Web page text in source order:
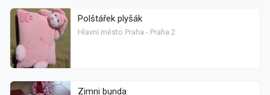
Polštářek plyšák
Hlavní město Praha - Praha 2
Zimni bunda